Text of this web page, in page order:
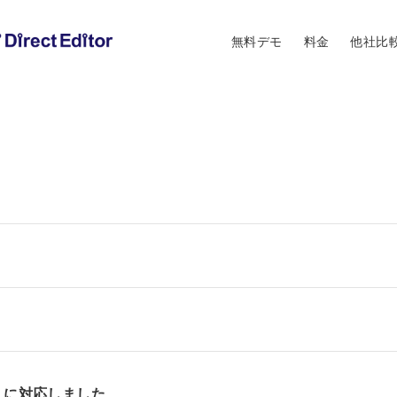
無料デモ 料金 他社比